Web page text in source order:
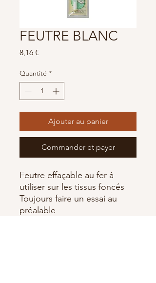
FEUTRE BLANC
8,16 €
Quantité *
Ajouter au panier
Commander et payer
Feutre effaçable au fer à
utiliser sur les tissus foncés
Toujours faire un essai au
préalable